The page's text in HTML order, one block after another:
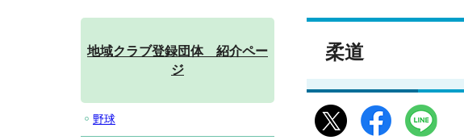
柔道
地域クラブ登録団体 紹介ペー
ジ
野球